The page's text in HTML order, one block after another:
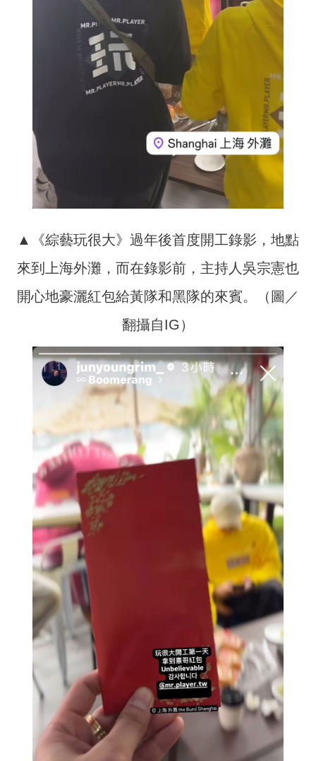
▲《綜藝玩很大》過年後首度開工錄影，地點
來到上海外灘，而在錄影前，主持人吳宗憲也
開心地豪灑紅包給黃隊和黑隊的來賓。（圖／
翻攝自IG）